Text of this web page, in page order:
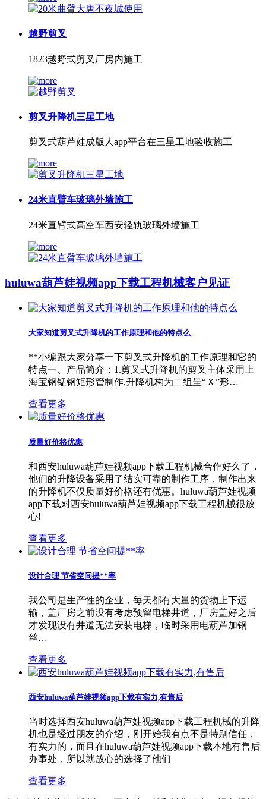
越野剪叉
1823越野式剪叉厂房内施工
剪叉升降机三星工地
剪叉式葫芦娃成版人app平台在三星工地验收施工
24米直臂车玻璃外墙施工
24米直臂式高空车西安轻轨玻璃外墙施工
huluwa葫芦娃视频app下载工程机械客户见证
大家知道剪叉式升降机的工作原理和他的特点么
**小编跟大家分享一下剪叉式升降机的工作原理和它的
特点一、产品简介：1.剪叉式升降机的剪叉主体采用上
海宝钢锰钢矩形管制作,升降机构为二组呈“Ｘ”形…
查看更多
质量好价格优惠
和西安huluwa葫芦娃视频app下载工程机械合作好久了，
他们的升降设备采用了结实可靠的制作工序，制作出来
的升降机不仅质量好价格还有优惠。huluwa葫芦娃视频
app下载对西安huluwa葫芦娃视频app下载工程机械很放
心!
查看更多
设计合理 节省空间提**率
我公司是生产性的企业，每天都有大量的货物上下运
输，盖厂房之前没有考虑预留电梯井道，厂房盖好之后
才发现没有井道无法安装电梯，临时采用电葫芦加钢
丝…
查看更多
西安huluwa葫芦娃视频app下载有实力,有售后
当时选择西安huluwa葫芦娃视频app下载工程机械的升降
机也是经过朋友的介绍，刚开始我有点不是特别信任，
有实力的，而且在huluwa葫芦娃视频app下载本地有售后
办事处，所以就放心的选择了他们
查看更多